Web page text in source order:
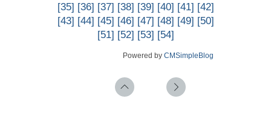
[35] [36] [37] [38] [39] [40] [41] [42]
[43] [44] [45] [46] [47] [48] [49] [50]
[51] [52] [53] [54]
Powered by CMSimpleBlog